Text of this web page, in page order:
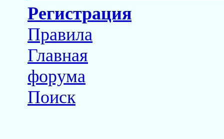
Регистрация
Правила
Главная
форума
Поиск